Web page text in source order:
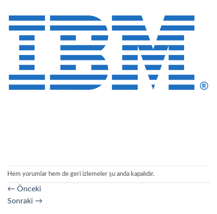
Hem yorumlar hem de geri izlemeler şu anda kapalıdır.
← Önceki
Sonraki →